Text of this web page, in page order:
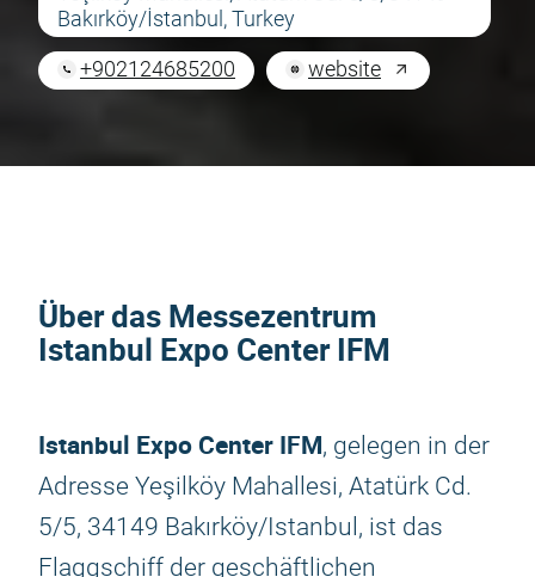
Bakırköy/İstanbul, Turkey
+902124685200
website
Über das Messezentrum
Istanbul Expo Center IFM
Istanbul Expo Center IFM, gelegen in der
Adresse Yeşilköy Mahallesi, Atatürk Cd.
5/5, 34149 Bakırköy/Istanbul, ist das
Flaggschiff der geschäftlichen